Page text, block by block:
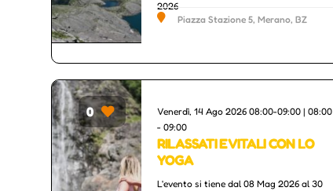
2026
Piazza Stazione 5, Merano, BZ
0
Venerdì, 14 Ago 2026 08:00-09:00 | 08:00
- 09:00
RILASSATI E VITALI CON LO
YOGA
L'evento si tiene dal 08 Mag 2026 al 30
Others